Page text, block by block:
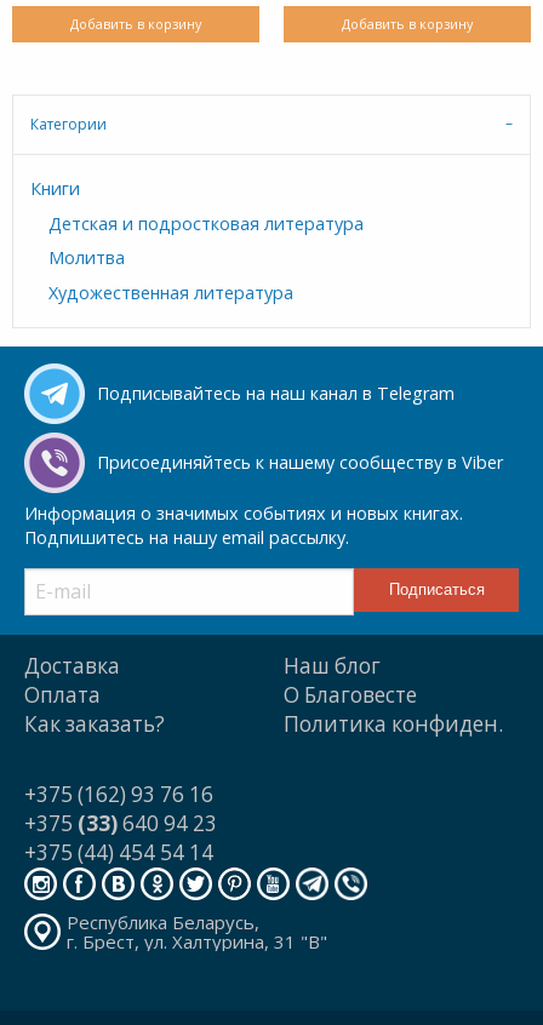
Добавить в корзину Добавить в корзину
Категории
Книги
Детская и подростковая литература
Молитва
Художественная литература
Подписывайтесь на наш канал в Telegram
Присоединяйтесь к нашему сообществу в Viber
Информация о значимых событиях и новых книгах.
Подпишитесь на нашу email рассылку.
Доставка
Оплата
Как заказать?
Наш блог
О Благовесте
Политика конфиден.
+375 (162) 93 76 16
+375 (33)640 94 23
+375 (44) 454 54 14
Республика Беларусь,
г. Брест, ул. Халтурина, 31 "В"